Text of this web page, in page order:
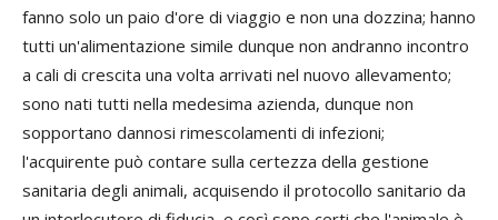
fanno solo un paio d'ore di viaggio e non una dozzina; hanno
tutti un'alimentazione simile dunque non andranno incontro
a cali di crescita una volta arrivati nel nuovo allevamento;
sono nati tutti nella medesima azienda, dunque non
sopportano dannosi rimescolamenti di infezioni;
l'acquirente può contare sulla certezza della gestione
sanitaria degli animali, acquisendo il protocollo sanitario da